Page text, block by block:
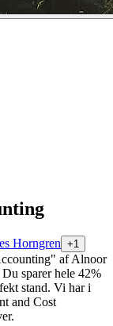
Horngren +1
af Alnoor
sparer hele 42%
stand. Vi har i
and Cost